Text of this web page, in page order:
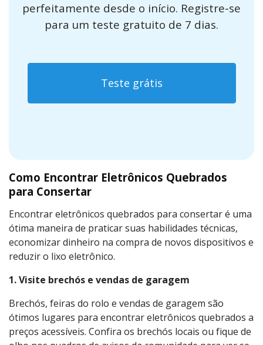
perfeitamente desde o início. Registre-se
para um teste gratuito de 7 dias.
Teste grátis
Como Encontrar Eletrônicos Quebrados
para Consertar
Encontrar eletrônicos quebrados para consertar é uma
ótima maneira de praticar suas habilidades técnicas,
economizar dinheiro na compra de novos dispositivos e
reduzir o lixo eletrônico.
1.Visite brechós e vendas de garagem
Brechós, feiras do rolo e vendas de garagem são
ótimos lugares para encontrar eletrônicos quebrados a
preços acessíveis. Confira os brechós locais ou fique de